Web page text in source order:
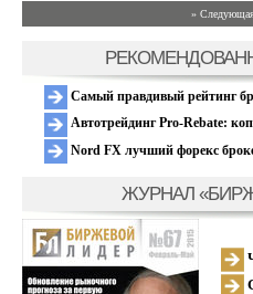
»
Самый правдивый рейтинг
Автотрейдинг Pro-Rebate:
Nord FX лучший форекс
ЖУРНАЛ